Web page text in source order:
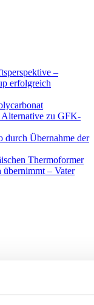
–
erfolgreich
Alternative zu GFK-
durch Übernahme der
Thermoformer
übernimmt – Vater